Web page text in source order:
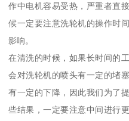
作中电机容易受热，严重者直
候一定要注意洗轮机的操作时
影响。
在清洗的时候，如果长时间的
会对洗轮机的喷头有一定的堵
有一定的下降，因此我们为了
些结果，一定要注意中间进行